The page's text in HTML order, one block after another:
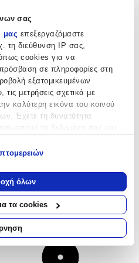
σας
μας επεξεργαζόμαστε
τη διεύθυνση IP σας,
cookies για να
σε πληροφορίες στη
εξατομικευμένων
μετρήσεις σχετικά με
καλύτερη εικόνα του κοινού
Έχετε τη δυνατότητα
σχετικά με τη γεωγραφική
να είναι ακριβείς σε
σας σαρώνοντας ενεργά
(δακτυλικό αποτύπωμα)
τον τρόπο επεξεργασίας των
καθορίστε τις προτιμήσεις σας
. Μπορείτε να αλλάξετε ή να
όλων
τα cookies